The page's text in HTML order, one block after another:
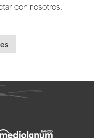
con nosotros.